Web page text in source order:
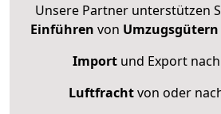
Unsere Partner unterstützen
Einführen von Umzugsgütern
Import und Export
Luftfrachtvon oder